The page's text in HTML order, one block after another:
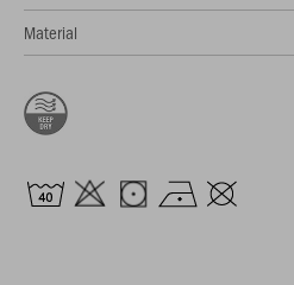
Material